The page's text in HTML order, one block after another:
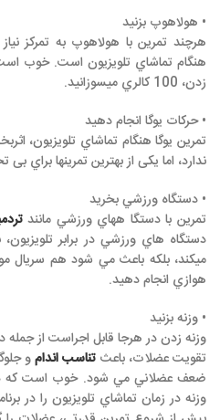
• هولاهوپ بزنيد
هرچند تمرين با هولاهوپ به تمركز
هنگام تماشاي تلويزيون است. خوب
زدن، 100 كالري میسوزانید.
• حركات يوگا انجام دهيد
تمرين يوگا هنگام تماشاي تلويزيون،
ندارد، اما یکی از بهترين تمرينها براي
• دستگاه ورزشي بخريد
تمرين با دستگا ههاي ورزشي مانند
دستگاه هاي ورزشي در برابر
ميکند، بلكه باعث مي شود هم سريال
هوازي انجام دهيد.
• وزنه بزنيد
وزنه زدن در هرجا قابل اجراست از جمله
تقويت عضلات، باعث تناسب اندامو
ضعف عضلاني مي شود. خوب است كه
وزنه در زمان تماشاي تلويزيون را در